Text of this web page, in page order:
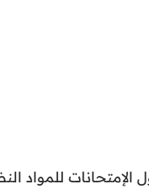
الإمتحانات للمواد